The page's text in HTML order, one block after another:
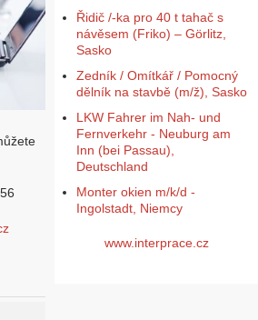
Řidič /-ka pro 40 t tahač s
návěsem (Friko) – Görlitz,
Sasko
Zedník / Omítkář / Pomocný
dělník na stavbě (m/ž), Sasko
LKW Fahrer im Nah- und
Fernverkehr - Neuburg am
Inn (bei Passau),
Deutschland
Monter okien m/k/d -
Ingolstadt, Niemcy
www.interprace.cz